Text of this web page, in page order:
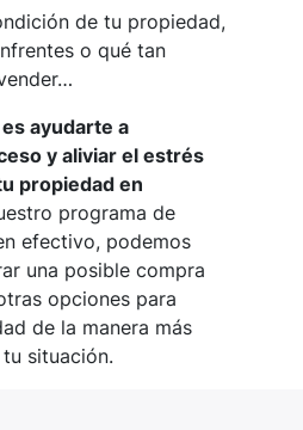
de tu propiedad,
o qué tan
ayudarte a
y aliviar el estrés
propiedad en
programa de
efectivo, podemos
una posible compra
opciones para
de la manera más
situación.